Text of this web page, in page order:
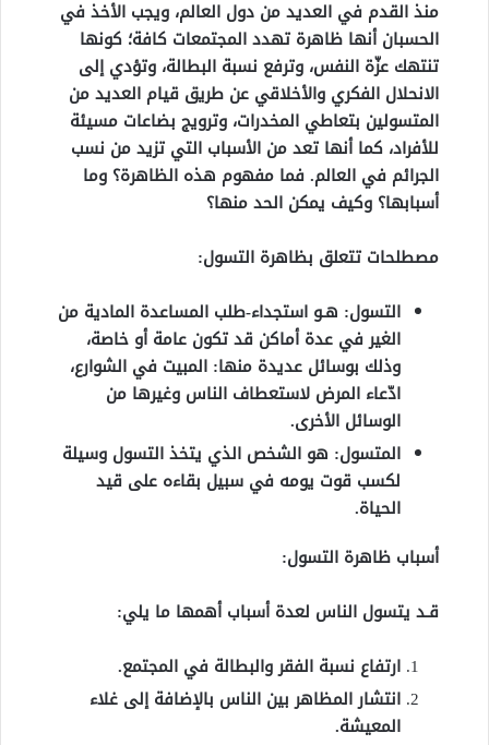
منذ القدم في العديد من دول العالم، ويجب الأخذ في
الحسبان أنها ظاهرة تهدد المجتمعات كافة؛ كونها
تنتهك عزّة النفس، وترفع نسبة البطالة، وتؤدي إلى
الانحلال الفكري والأخلاقي عن طريق قيام العديد من
المتسولين بتعاطي المخدرات، وترويج بضاعات مسيئة
للأفراد، كما أنها تعد من الأسباب التي تزيد من نسب
الجرائم في العالم. فما مفهوم هذه الظاهرة؟ وما
أسبابها؟ وكيف يمكن الحد منها؟
مصطلحات تتعلق بظاهرة التسول:
التسول: هـو استجداء-طلب المساعدة المادية من
الغير في عدة أماكن قد تكون عامة أو خاصة،
وذلك بوسائل عديدة منها: المبيت في الشوارع،
ادّعاء المرض لاستعطاف الناس وغيرها من
الوسائل الأخرى.
المتسول: هو الشخص الذي يتخذ التسول وسيلة
لكسب قوت يومه في سبيل بقاءه على قيد
الحياة.
أسباب ظاهرة التسول:
قـد يتسول الناس لعدة أسباب أهمها ما يلي:
ارتفاع نسبة الفقر والبطالة في المجتمع.
انتشار المظاهر بين الناس بالإضافة إلى غلاء
المعيشة.